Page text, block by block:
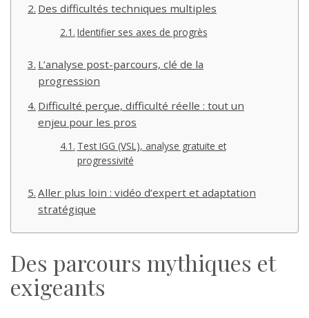
Des difficultés techniques multiples
Identifier ses axes de progrès
L’analyse post-parcours, clé de la
progression
Difficulté perçue, difficulté réelle : tout un
enjeu pour les pros
Test IGG (VSL), analyse gratuite et
progressivité
Aller plus loin : vidéo d’expert et adaptation
stratégique
Des parcours mythiques et
exigeants